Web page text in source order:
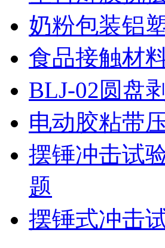
奶粉包装铝
食品接触材
BLJ-02圆盘
电动胶粘带
摆锤冲击试
题
摆锤式冲击